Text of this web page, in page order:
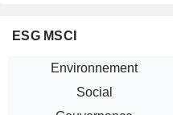
ESG MSCI
Environnement
Social